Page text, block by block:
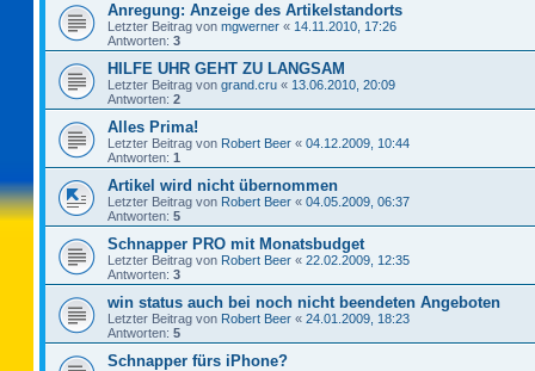
Anregung: Anzeige des Artikelstandorts
Letzter Beitrag von mgwerner « 14.11.2010, 17:26
Antworten: 3
HILFE UHR GEHT ZU LANGSAM
Letzter Beitrag von grand.cru « 13.06.2010, 20:09
Antworten: 2
Alles Prima!
Letzter Beitrag von Robert Beer « 04.12.2009, 10:44
Antworten: 1
Artikel wird nicht übernommen
Letzter Beitrag von Robert Beer « 04.05.2009, 06:37
Antworten: 5
Schnapper PRO mit Monatsbudget
Letzter Beitrag von Robert Beer « 22.02.2009, 12:35
Antworten: 3
win status auch bei noch nicht beendeten Angeboten
Letzter Beitrag von Robert Beer « 24.01.2009, 18:23
Antworten: 5
Schnapper fürs iPhone?